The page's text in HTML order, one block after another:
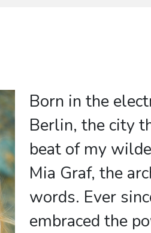
Born in the
Berlin, the city
beat of my
Mia Graf, the
words. Ever
embraced the